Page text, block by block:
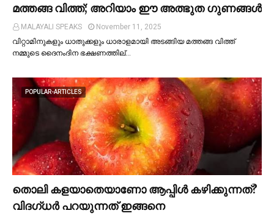
മത്തങ്ങ വിത്ത്; അറിയാം ഈ അത്ഭുത ഗുണങ്ങള്‍
MALAYALI SPEAKS
November 11, 2025
വിറ്റാമിനുകളും ധാതുക്കളും ധാരാളമായി അടങ്ങിയ മത്തങ്ങ വിത്ത്
നമ്മുടെ ദൈനംദിന ഭക്ഷണത്തില്…
POPULAR-ARTICLES
തൊലി കളയാതെയാണോ ആപ്പിള്‍ കഴിക്കുന്നത്?
വിദഗ്ധര്‍ പറയുന്നത് ഇങ്ങനെ